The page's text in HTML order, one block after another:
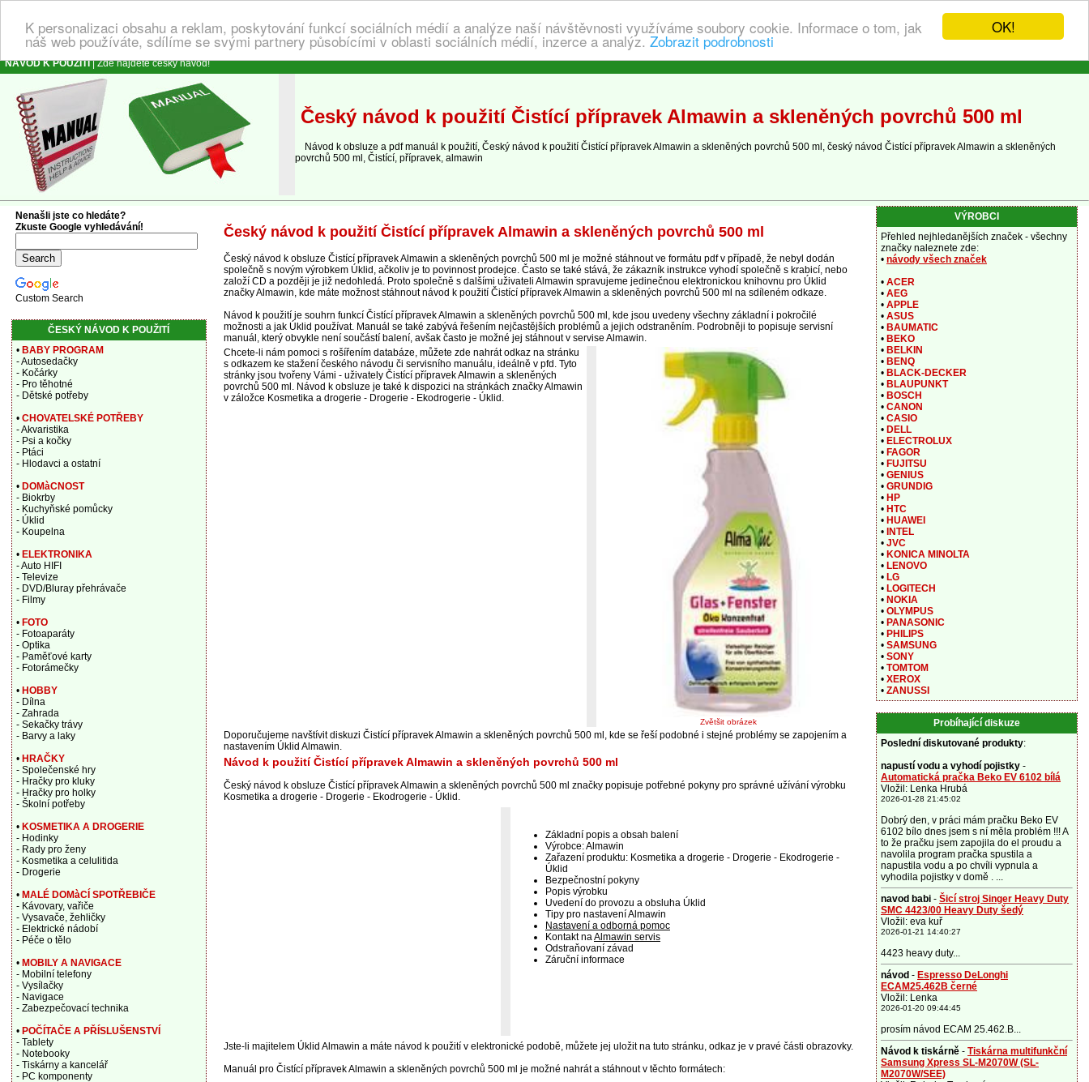
OK!
K personalizaci obsahu a reklam, poskytování funkcí sociálních médií a analýze naší návštěvnosti využíváme soubory cookie. Informace o tom, jak
náš web používáte, sdílíme se svými partnery působícími v oblasti sociálních médií, inzerce a analýz. Zobrazit podrobnosti
NÁVOD K POUŽITÍ| Zde najdete český návod!
Český návod k použití Čistící přípravek Almawin a skleněných povrchů 500 ml
Návod k obsluze a pdf manuál k použití, Český návod k použití Čistící přípravek Almawin a skleněných povrchů 500 ml, český návod Čistící přípravek Almawin a skleněných
povrchů 500 ml, Čistící, přípravek, almawin
Český návod k použití Čistící přípravek Almawin a skleněných povrchů 500 ml
Český návod k obsluze Čistící přípravek Almawin a skleněných povrchů 500 ml je možné stáhnout ve formátu pdf v případě, že nebyl dodán
společně s novým výrobkem Úklid, ačkoliv je to povinnost prodejce. Často se také stává, že zákazník instrukce vyhodí společně s krabicí, nebo
založí CD a později je již nedohledá. Proto společně s dalšími uživateli Almawin spravujeme jedinečnou elektronickou knihovnu pro Úklid
značky Almawin, kde máte možnost stáhnout návod k použití Čistící přípravek Almawin a skleněných povrchů 500 ml na sdíleném odkaze.
Návod k použití je souhrn funkcí Čistící přípravek Almawin a skleněných povrchů 500 ml, kde jsou uvedeny všechny základní i pokročilé
možnosti a jak Úklid používat. Manuál se také zabývá řešením nejčastějších problémů a jejich odstraněním. Podrobněji to popisuje servisní
manuál, který obvykle není součástí balení, avšak často je možné jej stáhnout v servise Almawin.
Chcete-li nám pomoci s rošířením databáze, můžete zde nahrát odkaz na stránku
s odkazem ke stažení českého návodu či servisního manuálu, ideálně v pfd. Tyto
stránky jsou tvořeny Vámi - uživately Čistící přípravek Almawin a skleněných
povrchů 500 ml. Návod k obsluze je také k dispozici na stránkách značky Almawin
v záložce Kosmetika a drogerie - Drogerie - Ekodrogerie - Úklid.
Zvětšit obrázek
Doporučujeme navštívit diskuzi Čistící přípravek Almawin a skleněných povrchů 500 ml, kde se řeší podobné i stejné problémy se zapojením a
nastavením Úklid Almawin.
Návod k použití Čistící přípravek Almawin a skleněných povrchů 500 ml
Český návod k obsluze Čistící přípravek Almawin a skleněných povrchů 500 ml značky popisuje potřebné pokyny pro správné užívání výrobku
Kosmetika a drogerie - Drogerie - Ekodrogerie - Úklid.
Základní popis a obsah balení
Výrobce: Almawin
Zařazení produktu: Kosmetika a drogerie - Drogerie - Ekodrogerie -
Úklid
Bezpečnostní pokyny
Popis výrobku
Uvedení do provozu a obsluha Úklid
Tipy pro nastavení Almawin
Nastavení a odborná pomoc
Kontakt naAlmawin servis
Odstraňovaní závad
Záruční informace
Jste-li majitelem Úklid Almawin a máte návod k použití v elektronické podobě, můžete jej uložit na tuto stránku, odkaz je v pravé části obrazovky.
Manuál pro Čistící přípravek Almawin a skleněných povrchů 500 ml je možné nahrát a stáhnout v těchto formátech:
Nenašli jste co hledáte?
Zkuste Google vyhledávání!
Custom Search
ČESKÝ NÁVOD K POUŽITÍ
• BABY PROGRAM
- Autosedačky
- Kočárky
- Pro těhotné
- Dětské potřeby
• CHOVATELSKÉ POTŘEBY
- Akvaristika
- Psi a kočky
- Ptáci
- Hlodavci a ostatní
• DOMàCNOST
- Biokrby
- Kuchyňské pomůcky
- Úklid
- Koupelna
• ELEKTRONIKA
- Auto HIFI
- Televize
- DVD/Bluray přehrávače
- Filmy
• FOTO
- Fotoaparáty
- Optika
- Paměťové karty
- Fotorámečky
• HOBBY
- Dílna
- Zahrada
- Sekačky trávy
- Barvy a laky
• HRAČKY
- Společenské hry
- Hračky pro kluky
- Hračky pro holky
- Školní potřeby
• KOSMETIKA A DROGERIE
- Hodinky
- Rady pro ženy
- Kosmetika a celulitida
- Drogerie
• MALÉ DOMàCÍ SPOTŘEBIČE
- Kávovary, vařiče
- Vysavače, žehličky
- Elektrické nádobí
- Péče o tělo
• MOBILY A NAVIGACE
- Mobilní telefony
- Vysílačky
- Navigace
- Zabezpečovací technika
• POČÍTAČE A PŘÍSLUŠENSTVÍ
- Tablety
- Notebooky
- Tiskárny a kancelář
- PC komponenty
VÝROBCI
Přehled nejhledanějších značek - všechny
značky naleznete zde:
• návody všech značek
• ACER
• AEG
• APPLE
• ASUS
• BAUMATIC
• BEKO
• BELKIN
• BENQ
• BLACK-DECKER
• BLAUPUNKT
• BOSCH
• CANON
• CASIO
• DELL
• ELECTROLUX
• FAGOR
• FUJITSU
• GENIUS
• GRUNDIG
• HP
• HTC
• HUAWEI
• INTEL
• JVC
• KONICA MINOLTA
• LENOVO
• LG
• LOGITECH
• NOKIA
• OLYMPUS
• PANASONIC
• PHILIPS
• SAMSUNG
• SONY
• TOMTOM
• XEROX
• ZANUSSI
Probíhající diskuze
Poslední diskutované produkty:
napustí vodu a vyhodí pojistky -
Automatická pračka Beko EV 6102 bílá
Vložil: Lenka Hrubá
2026-01-28 21:45:02
Dobrý den, v práci mám pračku Beko EV
6102 bílo dnes jsem s ní měla problém !!! A
to že pračku jsem zapojila do el proudu a
navolila program pračka spustila a
napustila vodu a po chvíli vypnula a
vyhodila pojistky v domě . ...
navod babi - Šicí stroj Singer Heavy Duty
SMC 4423/00 Heavy Duty šedý
Vložil: eva kuř
2026-01-21 14:40:27
4423 heavy duty...
návod - Espresso DeLonghi
ECAM25.462B černé
Vložil: Lenka
2026-01-20 09:44:45
prosím návod ECAM 25.462.B...
Návod k tiskárně - Tiskárna multifunkční
Samsung Xpress SL-M2070W (SL-
M2070W/SEE)